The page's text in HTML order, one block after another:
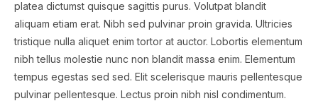
platea dictumst quisque sagittis purus. Volutpat blandit
aliquam etiam erat. Nibh sed pulvinar proin gravida. Ultricies
tristique nulla aliquet enim tortor at auctor. Lobortis elementum
nibh tellus molestie nunc non blandit massa enim. Elementum
tempus egestas sed sed. Elit scelerisque mauris pellentesque
pulvinar pellentesque. Lectus proin nibh nisl condimentum.